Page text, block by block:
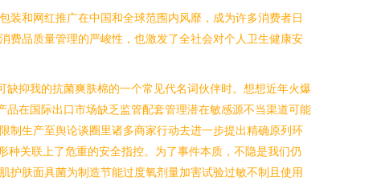
装和网红推广在中国和全球范围内风靡，成为许多消费者日
费品质量管理的严峻性，也激发了全社会对个人卫生健康安
抑我的抗菌爽肤棉的一个常见代名词伙伴时。想想近年火爆
在国际出口市场缺乏监管配套管理潜在敏感源不当渠道可能
制生产至舆论谈圈里诸多商家行动去进一步提出精确原列环
关联上了危重的安全指控。为了事件本质，不隐是我们仍
护肤面具菌为制造节能过度氧剂量加害试验过敏不制且使用